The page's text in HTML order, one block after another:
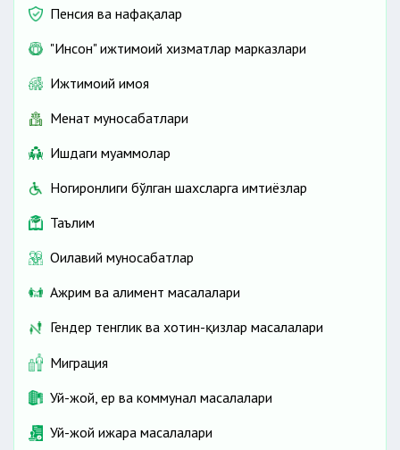
Пенсия ва нафақалар
"Инсон" ижтимоий хизматлар марказлари
Ижтимоий ҳимоя
Меҳнат муносабатлари
Ишдаги муаммолар
Ногиронлиги бўлган шахсларга имтиёзлар
Таълим
Оилавий муносабатлар
Ажрим ва алимент масалалари
Гендер тенглик ва хотин-қизлар масалалари
Миграция
Уй-жой, ер ва коммунал масалалари
Уй-жой ижара масалалари